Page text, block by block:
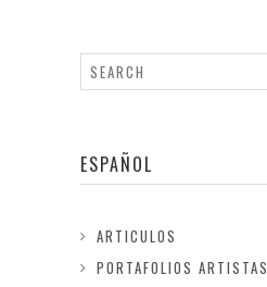
ESPAÑOL
ARTICULOS
PORTAFOLIOS ARTISTAS